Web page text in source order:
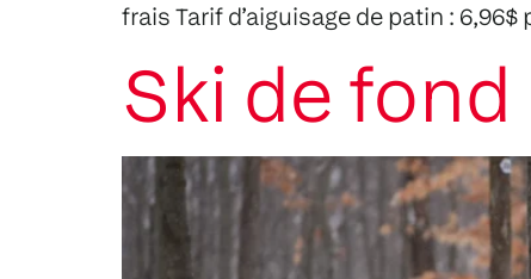
frais Tarif d’aiguisage de patin :
Ski de fond